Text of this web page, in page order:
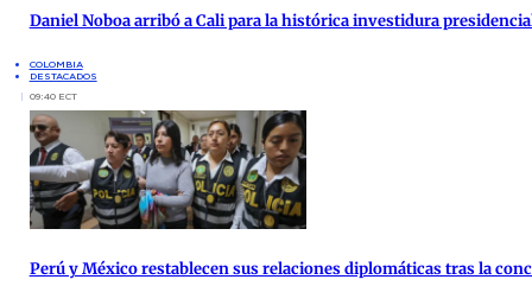
Daniel Noboa arribó a Cali para la histórica investidura
COLOMBIA
DESTACADOS
09:40 ECT
Perú y México restablecen sus relaciones diplomáticas tras la